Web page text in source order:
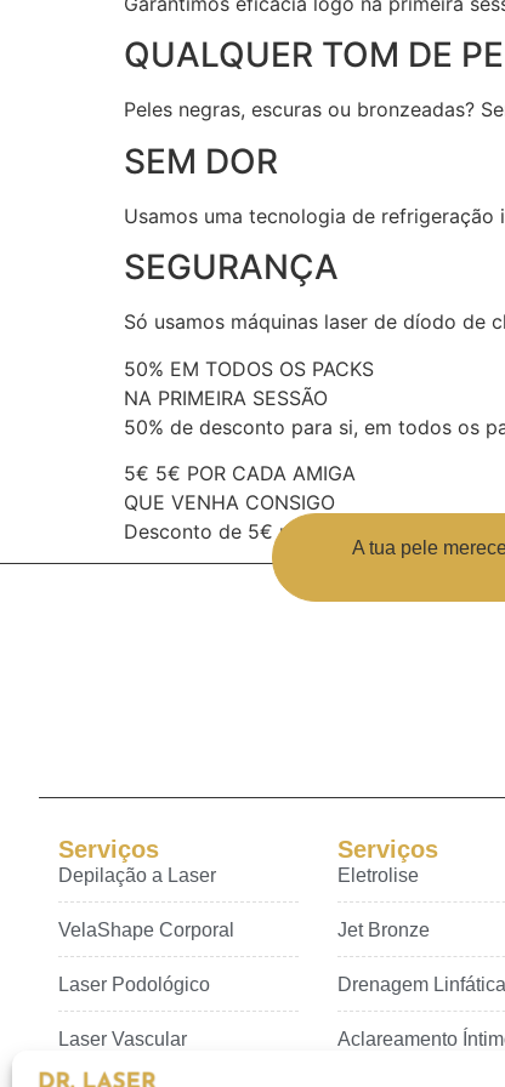
QUALQUER TOM DE
Peles negras, escuras ou bronzeadas?
SEM DOR
Usamos uma tecnologia de
SEGURANÇA
Só usamos máquinas laser de díodo de
50% EM TODOS OS PACKS
NA PRIMEIRA SESSÃO
50% de desconto para si, em todos os
5€ 5€ POR CADA AMIGA
QUE VENHA CONSIGO
Desconto de 5€ por cada amiga que
A tua pele
Serviços
Depilação a Laser
VelaShape Corporal
Laser Podológico
Laser Vascular
Serviços
Eletrolise
Jet Bronze
Drenagem Linfática
Aclareamento